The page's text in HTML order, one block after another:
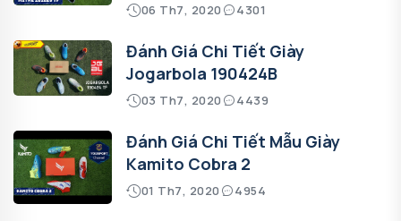
06 Th7, 2020 4301
Đánh Giá Chi Tiết Giày
Jogarbola 190424B
03 Th7, 2020 4439
Đánh Giá Chi Tiết Mẫu Giày
Kamito Cobra 2
01 Th7, 2020 4954